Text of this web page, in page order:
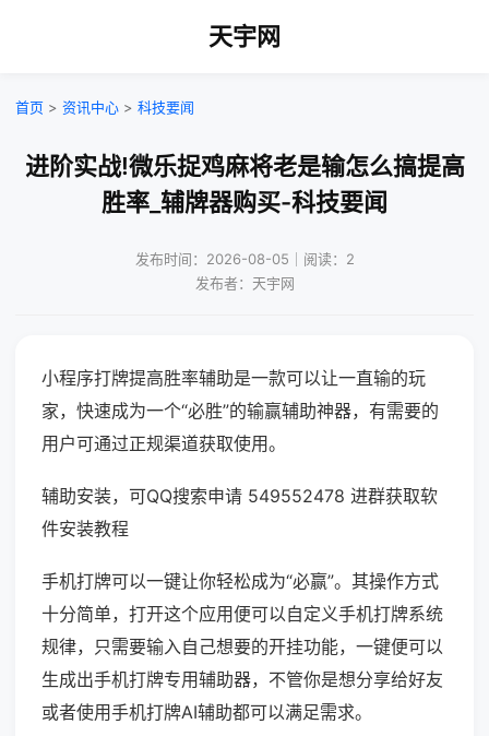
天宇网
首页 > 资讯中心 > 科技要闻
进阶实战!微乐捉鸡麻将老是输怎么搞提高
胜率_辅牌器购买-科技要闻
发布时间：2026-08-05｜阅读：2
发布者：天宇网
小程序打牌提高胜率辅助是一款可以让一直输的玩
家，快速成为一个“必胜”的输赢辅助神器，有需要的
用户可通过正规渠道获取使用。
辅助安装，可QQ搜索申请 549552478 进群获取软
件安装教程
手机打牌可以一键让你轻松成为“必赢”。其操作方式
十分简单，打开这个应用便可以自定义手机打牌系统
规律，只需要输入自己想要的开挂功能，一键便可以
生成出手机打牌专用辅助器，不管你是想分享给好友
或者使用手机打牌AI辅助都可以满足需求。